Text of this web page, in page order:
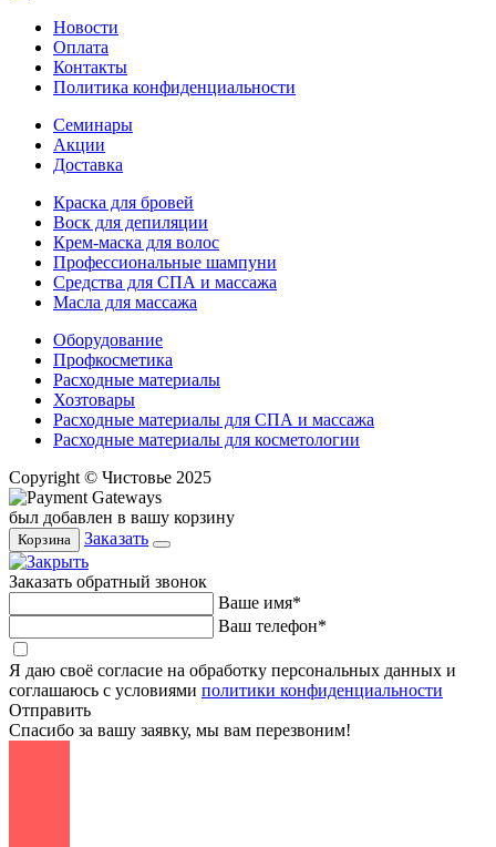
Новости
Оплата
Контакты
Политика конфиденциальности
Семинары
Акции
Доставка
Краска для бровей
Воск для депиляции
Крем-маска для волос
Профессиональные шампуни
Средства для СПА и массажа
Масла для массажа
Оборудование
Профкосметика
Расходные материалы
Хозтовары
Расходные материалы для СПА и массажа
Расходные материалы для косметологии
Copyright © Чистовье 2025
был добавлен в вашу корзину
Корзина Заказать
Заказать обратный звонок
Ваше имя*
Ваш телефон*
Я даю своё согласие на обработку персональных данных и
соглашаюсь с условиями политики конфиденциальности
Отправить
Спасибо за вашу заявку, мы вам перезвоним!